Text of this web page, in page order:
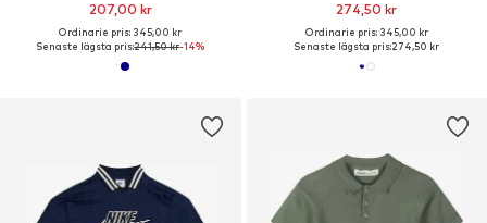
207,00 kr
Ordinarie pris: 345,00 kr
Senaste lägsta pris:241,50 kr-14%
274,50 kr
Ordinarie pris: 345,00 kr
Senaste lägsta pris:274,50 kr